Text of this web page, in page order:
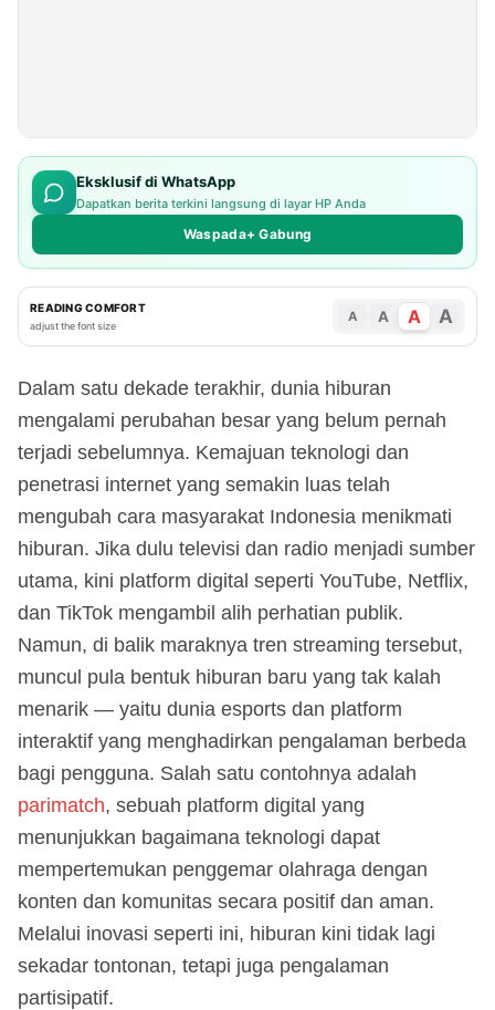
Eksklusif di WhatsApp
Dapatkan berita terkini langsung di layar HP Anda
Waspada+ Gabung
READING COMFORT
adjust the font size
A A A A
Dalam satu dekade terakhir, dunia hiburan
mengalami perubahan besar yang belum pernah
terjadi sebelumnya. Kemajuan teknologi dan
penetrasi internet yang semakin luas telah
mengubah cara masyarakat Indonesia menikmati
hiburan. Jika dulu televisi dan radio menjadi sumber
utama, kini platform digital seperti YouTube, Netflix,
dan TikTok mengambil alih perhatian publik.
Namun, di balik maraknya tren streaming tersebut,
muncul pula bentuk hiburan baru yang tak kalah
menarik — yaitu dunia esports dan platform
interaktif yang menghadirkan pengalaman berbeda
bagi pengguna. Salah satu contohnya adalah
parimatch, sebuah platform digital yang
menunjukkan bagaimana teknologi dapat
mempertemukan penggemar olahraga dengan
konten dan komunitas secara positif dan aman.
Melalui inovasi seperti ini, hiburan kini tidak lagi
sekadar tontonan, tetapi juga pengalaman
partisipatif.